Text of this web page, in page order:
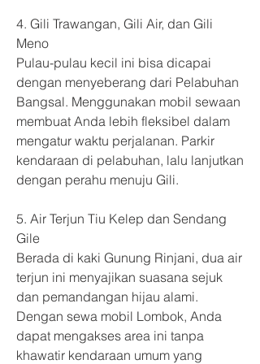
4. Gili Trawangan, Gili Air, dan Gili
Meno
Pulau-pulau kecil ini bisa dicapai
dengan menyeberang dari Pelabuhan
Bangsal. Menggunakan mobil sewaan
membuat Anda lebih fleksibel dalam
mengatur waktu perjalanan. Parkir
kendaraan di pelabuhan, lalu lanjutkan
dengan perahu menuju Gili.
5. Air Terjun Tiu Kelep dan Sendang
Gile
Berada di kaki Gunung Rinjani, dua air
terjun ini menyajikan suasana sejuk
dan pemandangan hijau alami.
Dengan sewa mobil Lombok, Anda
dapat mengakses area ini tanpa
khawatir kendaraan umum yang